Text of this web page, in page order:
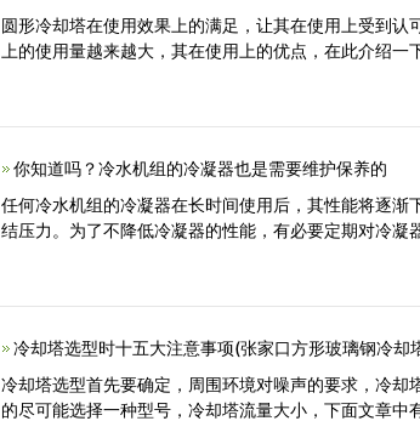
圆形冷却塔在使用效果上的满足，让其在使用上受到
上的使用量越来越大，其在使用上的优点，在此介
你知道吗？冷水机组的冷凝器也是需要维护保养的
任何冷水机组的冷凝器在长时间使用后，其性能将逐
结压力。为了不降低冷凝器的性能，有必要定期对冷凝
冷却塔选型时十五大注意事项(张家口方形玻璃钢冷却
冷却塔选型首先要确定，周围环境对噪声的要求，冷
的尽可能选择一种型号，冷却塔流量大小，下面文章